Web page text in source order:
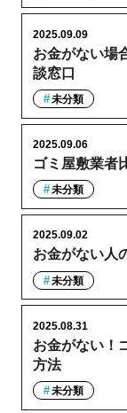
お金がない場
談窓口
2025.09.09
未分類
ゴミ屋敷業者
2025.09.06
未分類
お金がない人
2025.09.02
未分類
お金がない！
方法
2025.08.31
未分類